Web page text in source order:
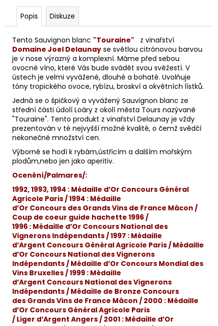
Popis Diskuze
Tento Sauvignon blanc "Touraine" z vinařství
Domaine Joel Delaunay se světlou citrónovou barvou
je v nose výrazný a komplexní. Máme před sebou
ovocné víno, které Vás bude svádět svou svěžestí. V
ústech je velmi vyvážené, dlouhé a bohaté. Uvolňuje
tóny tropického ovoce, rybízu, broskví a okvětních lístků.
Jedná se o špičkový a vyvážený Sauvignon blanc ze
střední části údolí Loáry z okolí města Tours nazývané
"Touraine". Tento produkt z vinařství Delaunay je vždy
prezentován v té nejvyšší možné kvalitě, o čemž svědčí
nekonečné množství cen.
Výborně se hodí k rybám,ústřicím a dalším mořským
plodům,nebo jen jako aperitiv.
Ocenění/Palmares/:
1992, 1993, 1994 : Médaille d’Or Concours Général
Agricole Paris / 1994 : Médaille
d’Or Concours des Grands Vins de France Mâcon /
Coup de coeur guide hachette 1996 /
1996 : Médaille d’Or Concours National des
Vignerons Indépendants / 1997 : Médaille
d’Argent Concours Général Agricole Paris / Médaille
d’Or Concours National des Vignerons
Indépendants / Médaille d’Or Concours Mondial des
Vins Bruxelles / 1999 : Médaille
d’Argent Concours National des Vignerons
Indépendants / Médaille de Bronze Concours
des Grands Vins de France Mâcon / 2000 : Médaille
d’Or Concours Général Agricole Paris
/ Liger d’Argent Angers / 2001 : Médaille d’Or